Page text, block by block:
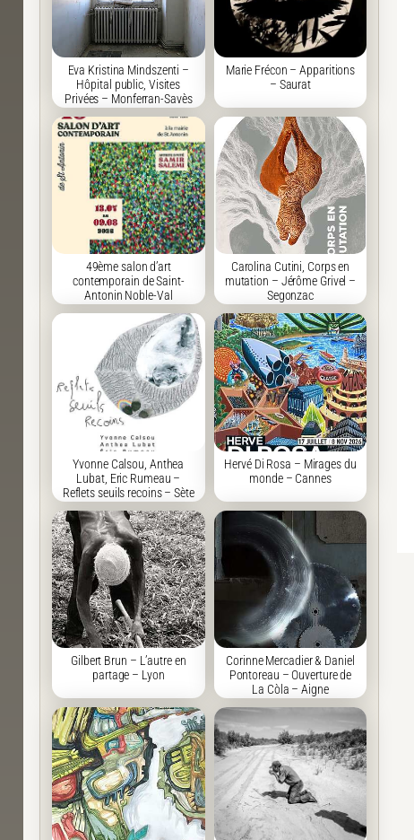
Eva Kristina Mindszenti –
Hôpital public, Visites
Privées – Monferran-Savès
Marie Frécon – Apparitions
– Saurat
49ème salon d’art
contemporain de Saint-
Antonin Noble-Val
Carolina Cutini, Corps en
mutation – Jérôme Grivel –
Segonzac
Yvonne Calsou, Anthea
Lubat, Eric Rumeau –
Reflets seuils recoins – Sète
Hervé Di Rosa – Mirages du
monde – Cannes
Gilbert Brun – L’autre en
partage – Lyon
Corinne Mercadier & Daniel
Pontoreau – Ouverture de
La Còla – Aigne